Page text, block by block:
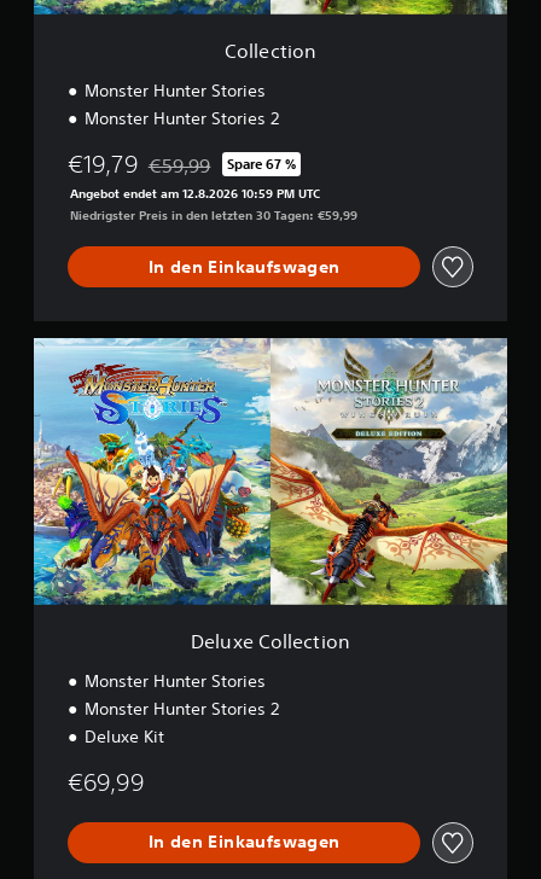
Collection
Monster Hunter Stories
Monster Hunter Stories 2
€19,79 Preisnachlass gegenüber dem Originalpreis von
€59,99 Spare 67 %
Angebot endet am 12.8.2026 10:59 PM UTC
Niedrigster Preis in den letzten 30 Tagen: €59,99
In den Einkaufswagen
D
u
x
e
C
o
l
l
e
c
t
Deluxe Collection
Monster Hunter Stories
Monster Hunter Stories 2
Deluxe Kit
€69,99
In den Einkaufswagen